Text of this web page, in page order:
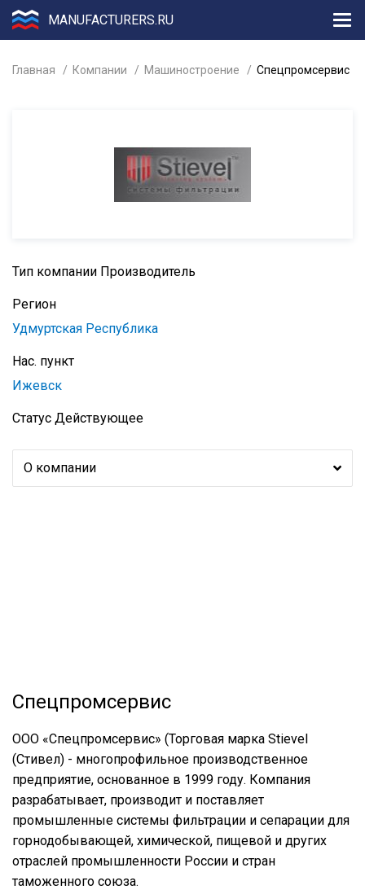
MANUFACTURERS.RU
Главная Компании Машиностроение Спецпромсервис
Тип компании Производитель
Регион
Удмуртская Республика
Нас. пункт
Ижевск
Статус Действующее
О компании
Спецпромсервис
ООО «Спецпромсервис» (Торговая марка Stievel
(Стивел) - многопрофильное производственное
предприятие, основанное в 1999 году. Компания
разрабатывает, производит и поставляет
промышленные системы фильтрации и сепарации для
горнодобывающей, химической, пищевой и других
отраслей промышленности России и стран
таможенного союза.